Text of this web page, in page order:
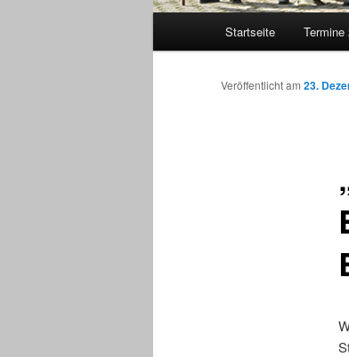
Startseite Termine
Veröffentlicht am 23.